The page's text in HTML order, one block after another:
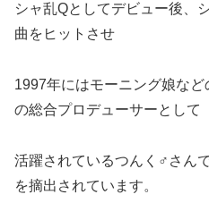
シャ乱Qとしてデビュー後、
曲をヒットさせ
1997年にはモーニング娘な
の総合プロデューサーとして
活躍されているつんく♂さん
を摘出されています。